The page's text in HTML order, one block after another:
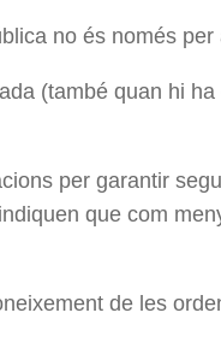
no és només
(també quan hi
per garantir
que com
de les